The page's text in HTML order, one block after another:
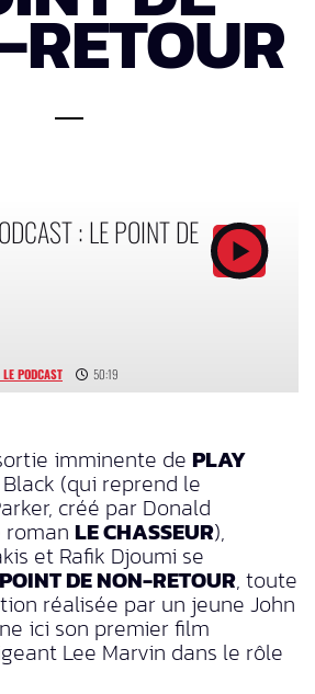
: LE POINT DE
PODCAST 50:19
imminente de PLAY
(qui reprend le
créé par Donald
romanLE CHASSEUR),
et Rafik Djoumi se
DE NON-RETOUR, toute
réalisée par un jeune John
ici son premier film
Lee Marvin dans le rôle